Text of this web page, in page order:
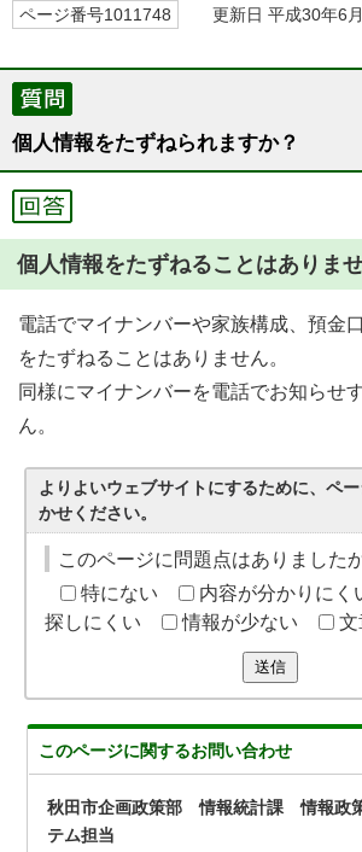
ページ番号1011748 更新日 平成30年6
個人情報をたずねられますか？
個人情報をたずねることはありま
電話でマイナンバーや家族構成、預金
をたずねることはありません。
同様にマイナンバーを電話でお知らせ
ん。
よりよいウェブサイトにするために、ペ
かせください。
このページに問題点はありました
特にない
内容が分かりにく
探しにくい
情報が少ない 文
送信
このページに関するお問い合わせ
秋田市企画政策部 情報統計課 情報政
テム担当